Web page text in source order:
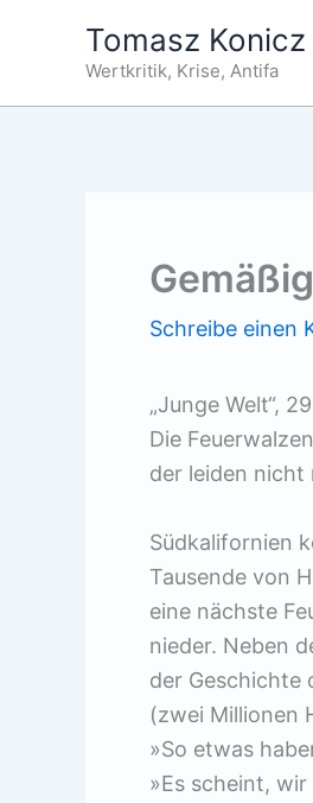
Tomasz Konicz
Wertkritik, Krise, Antifa
Schreibe einen
„Junge Welt“,
Die
der leiden nicht
Südkalifornien
Tausende von
eine nächste
nieder. Neben
der Geschichte
(zwei Millionen
»So etwas
»Es scheint,